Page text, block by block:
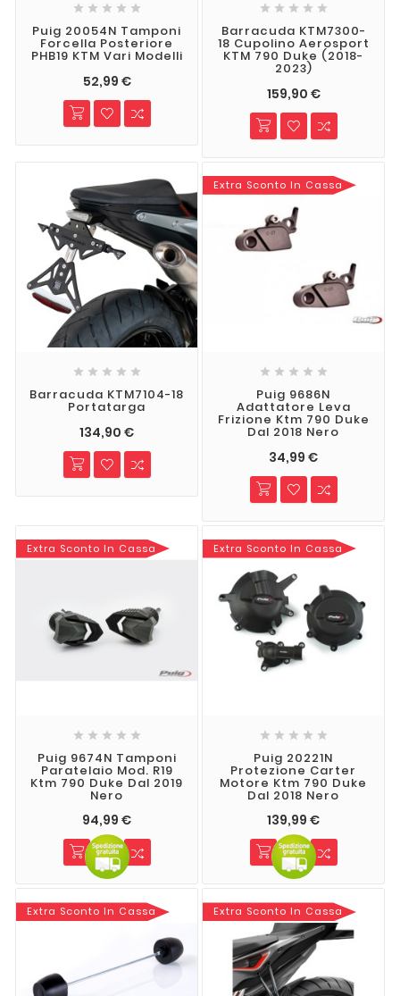
    
Puig 20054N Tamponi
Forcella Posteriore
PHB19 KTM Vari Modelli
52,99 €
    
Barracuda KTM7300-
18 Cupolino Aerosport
KTM 790 Duke (2018-
2023)
159,90 €
    
Barracuda KTM7104-18
Portatarga
134,90 €
Extra Sconto In Cassa
    
Puig 9686N
Adattatore Leva
Frizione Ktm 790 Duke
Dal 2018 Nero
34,99 €
Extra Sconto In Cassa
    
Puig 9674N Tamponi
Paratelaio Mod. R19
Ktm 790 Duke Dal 2019
Nero
94,99 €
Extra Sconto In Cassa
    
Puig 20221N
Protezione Carter
Motore Ktm 790 Duke
Dal 2018 Nero
139,99 €
Extra Sconto In Cassa Extra Sconto In Cassa